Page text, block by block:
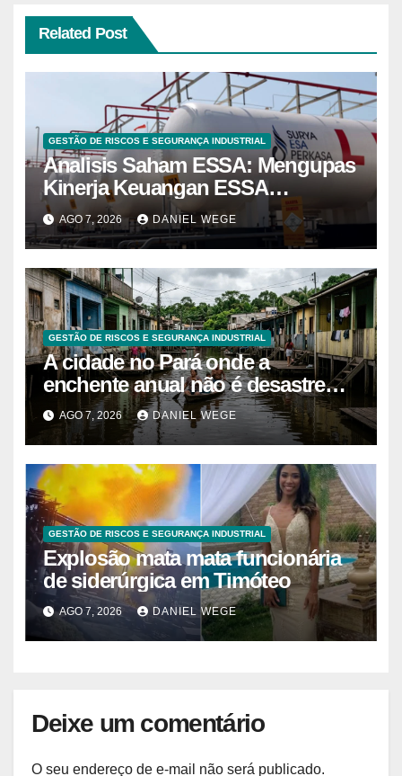
Related Post
GESTÃO DE RISCOS E SEGURANÇA INDUSTRIAL
Analisis Saham ESSA: Mengupas
Kinerja Keuangan ESSA
Semester I 2026
AGO 7, 2026 DANIEL WEGE
GESTÃO DE RISCOS E SEGURANÇA INDUSTRIAL
A cidade no Pará onde a
enchente anual não é desastre
mas calendário, as casas são
projetadas com o primeiro andar
descartável, o comércio sobe as
prateleiras 1,5 metro toda vez que
o rio avisa, e o pedreiro que
constrói nessa lógica há 40 anos
explica que a argamassa de baixo
é propositalmente mais fraca para
que a água quebre só o que
precisa ser quebrado
AGO 7, 2026 DANIEL WEGE
GESTÃO DE RISCOS E SEGURANÇA INDUSTRIAL
Explosão mata mata funcionária
de siderúrgica em Timóteo
AGO 7, 2026 DANIEL WEGE
Deixe um comentário
O seu endereço de e-mail não será publicado.